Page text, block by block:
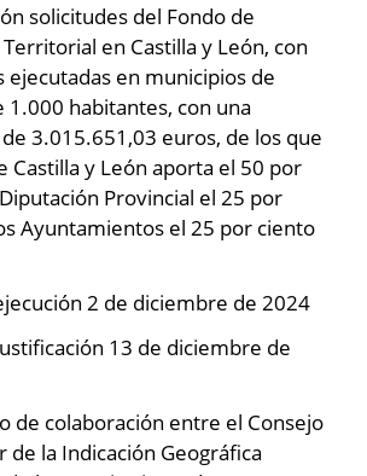
solicitudes del Fondo de
en Castilla y León, con
ejecutadas en municipios de
1.000 habitantes, con una
3.015.651,03 euros, de los que
Castilla y León aporta el 50 por
Provincial el 25 por
Ayuntamientos el 25 por ciento
2 de diciembre de 2024
13 de diciembre de
de colaboración entre el Consejo
de la Indicación Geográfica